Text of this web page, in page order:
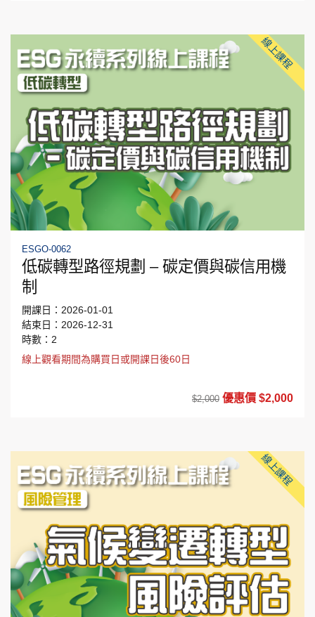
線上課程
ESGO-0062
低碳轉型路徑規劃 – 碳定價與碳信用機
制
開課日：2026-01-01
結束日：2026-12-31
時數：2
線上觀看期間為購買日或開課日後60日
$2,000 優惠價 $2,000
線上課程